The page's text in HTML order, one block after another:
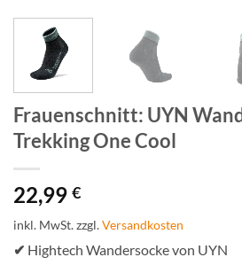
Frauenschnitt: UYN
Trekking One Cool
22,99 €
inkl. MwSt.zzgl.Versandkosten
✔ Hightech Wandersocke von UYN